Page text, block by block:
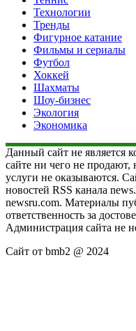
Технологии
Тренды
Фигурное катание
Фильмы и сериалы
Футбол
Хоккей
Шахматы
Шоу-бизнес
Экология
Экономика
Данный сайт не является
сайте ни чего не
услуги не оказываются.
новостей RSS канала
newsru.com. Материалы
ответственность за
Администрация сайта не
Сайт от bmb2 @ 2024